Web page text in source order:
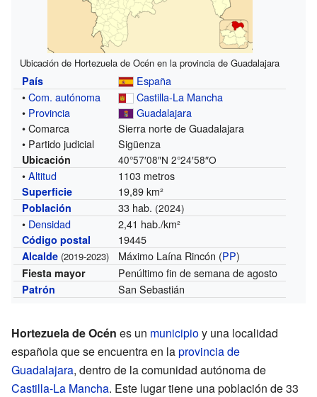
Ubicación de Hortezuela de Océn en la provincia de Guadalajara
País
España
•Com. autónoma
Castilla-La Mancha
• Provincia
Guadalajara
• Comarca
Sierra norte de Guadalajara
• Partido judicial
Sigüenza
Ubicación 40°57′08″N 2°24′58″O
•Altitud 1103 metros
Superficie 19,89 km²
Población 33 hab. (2024)
• Densidad 2,41 hab./km²
Código postal 19445
Alcalde (2019-2023) Máximo Laína Rincón (PP)
Fiesta mayor Penúltimo fin de semana de agosto
Patrón San Sebastián
Hortezuela de Océn es un municipioy una localidad
española que se encuentra en laprovincia de
Guadalajara, dentro de la comunidad autónoma de
Castilla-La Mancha. Este lugar tiene una población de 33